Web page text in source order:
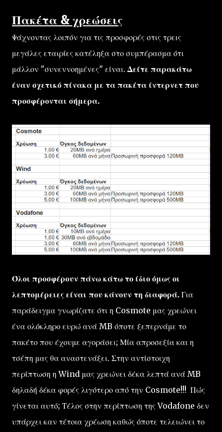
Πακέτα & χρεώσεις
Ψάχνοντας λοιπόν για τις προσφορές στις τρεις
μεγάλες εταιρίες κατέληξα στο συμπέρασμα ότι
μάλλον "συνεννοημένες" είναι. Δείτε παρακάτω
έναν σχετικό πίνακα με τα πακέτα ίντερνετ που
προσφέρονται σήμερα.
Όλοι προσφέρουν πάνω κάτω το ίδιο όμως οι
λεπτομέρειες είναι που κάνουν τη διαφορά. Για
παράδειγμα γνωρίζατε ότι η Cosmote μας χρεώνει
ένα ολόκληρο ευρώ ανά MB όποτε ξεπερνάμε το
πακέτο που έχουμε αγοράσει; Μία απροσεξία και η
τσέπη μας θα αναστενάξει. Στην αντίστοιχη
περίπτωση η Wind μας χρεώνει δέκα λεπτά ανά MB
δηλαδή δέκα φορές λιγότερο από την Cosmote!!! Πώς
γίνεται αυτό; Τέλος στην περίπτωση της Vodafone δεν
υπάρχει καν τέτοια χρέωση καθώς όποτε τελειώνει το